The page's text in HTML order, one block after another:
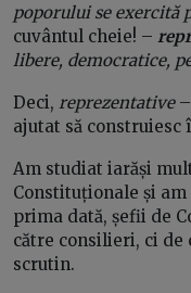
poporului se exercită
cuvântul cheie! –
libere, democratice,
Deci, reprezentative–
ajutat să
Am studiat iarăși
Constituționale și
prima dată, șefii de
către consilieri, ci
scrutin.